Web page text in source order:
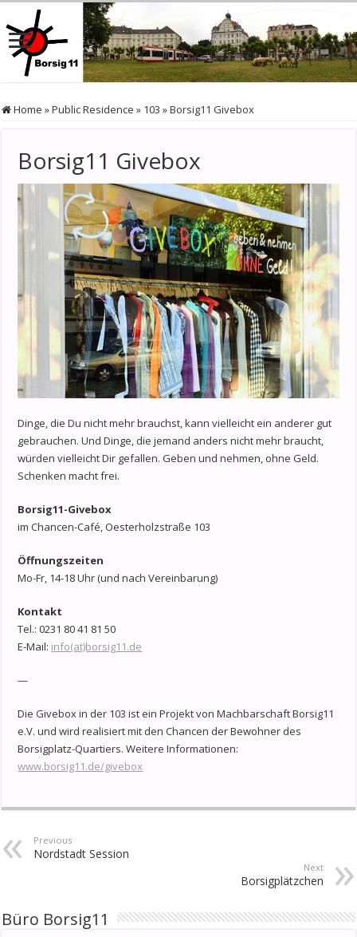
Home »Public Residence » 103 »Borsig11 Givebox
Borsig11 Givebox
Dinge, die Du nicht mehr brauchst, kann vielleicht ein anderer gut
gebrauchen. Und Dinge, die jemand anders nicht mehr braucht,
würden vielleicht Dir gefallen. Geben und nehmen, ohne Geld.
Schenken macht frei.
Borsig11-Givebox
im Chancen-Café, Oesterholzstraße 103
Öffnungszeiten
Mo-Fr, 14-18 Uhr (und nach Vereinbarung)
Kontakt
Tel.: 0231 80 41 81 50
E-Mail: info(at)borsig11.de
—
Die Givebox in der 103 ist ein Projekt von Machbarschaft Borsig11
e.V. und wird realisiert mit den Chancen der Bewohner des
Borsigplatz-Quartiers. Weitere Informationen:
www.borsig11.de/givebox
Previous
Nordstadt Session
Next
Borsigplätzchen
Büro Borsig11